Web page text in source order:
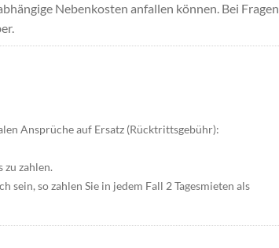
Nebenkosten anfallen können. Bei Fragen
Ansprüche auf Ersatz (Rücktrittsgebühr):
zu zahlen.
so zahlen Sie in jedem Fall 2 Tagesmieten als